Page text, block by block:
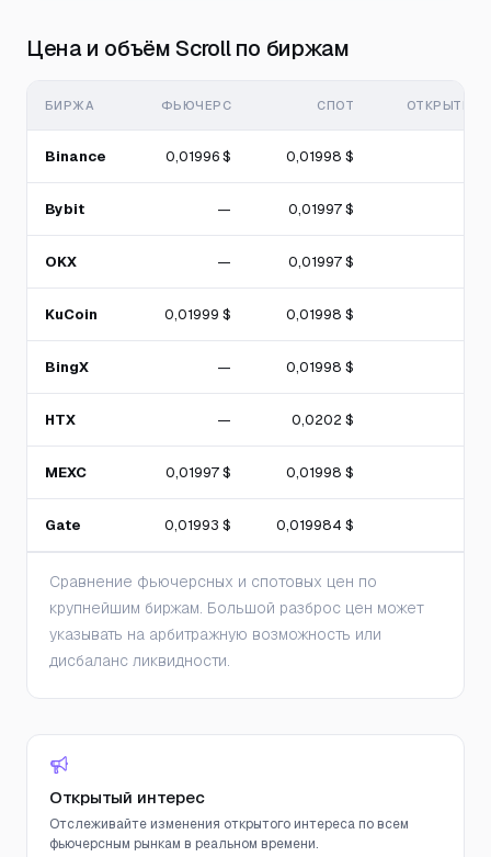
Цена и объём Scroll по биржам
БИРЖА ФЬЮЧЕРС СПОТ ОТКРЫТЫЙ
Binance 0,01996 $ 0,01998 $
Bybit — 0,01997 $
OKX — 0,01997 $
KuCoin 0,01999 $ 0,01998 $
BingX — 0,01998 $
HTX — 0,0202 $
MEXC 0,01997 $ 0,01998 $
Gate 0,01993 $ 0,019984 $
Сравнение фьючерсных и спотовых цен по
крупнейшим биржам. Большой разброс цен может
указывать на арбитражную возможность или
дисбаланс ликвидности.
Открытый интерес
Отслеживайте изменения открытого интереса по всем
фьючерсным рынкам в реальном времени.